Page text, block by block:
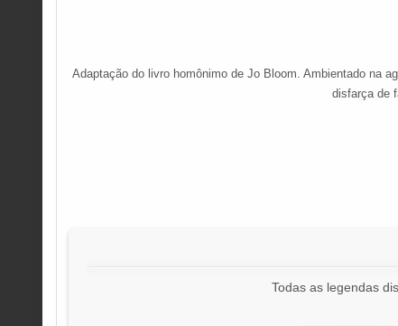
Adaptação do livro homônimo de Jo Bloom. Ambientado na
disfarça de
Todas as legendas